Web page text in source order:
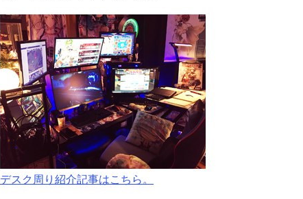
デスク周り紹介記事はこちら。